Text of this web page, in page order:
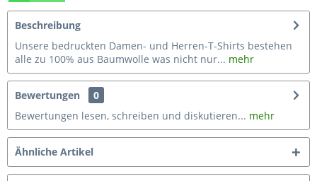
Beschreibung
Unsere bedruckten Damen- und Herren-T-Shirts bestehen
alle zu 100% aus Baumwolle was nicht nur... mehr
Bewertungen
0
Bewertungen lesen, schreiben und diskutieren... mehr
Ähnliche Artikel